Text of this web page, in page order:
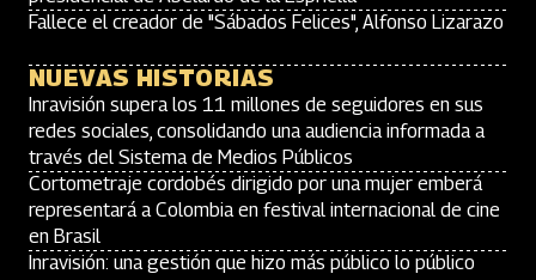
Fallece el creador de "Sábados Felices", Alfonso Lizarazo
NUEVAS HISTORIAS
Inravisión supera los 11 millones de seguidores en sus
redes sociales, consolidando una audiencia informada a
través del Sistema de Medios Públicos
Cortometraje cordobés dirigido por una mujer emberá
representará a Colombia en festival internacional de cine
en Brasil
Inravisión: una gestión que hizo más público lo público